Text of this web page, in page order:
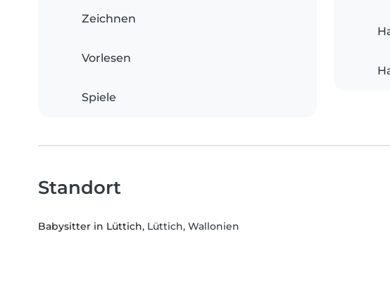
Zeichnen
Vorlesen
Spiele
Standort
Babysitter in Lüttich, Lüttich, Wallonien